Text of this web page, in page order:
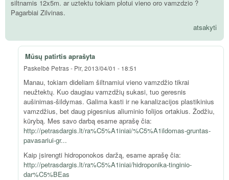
siltnamis 12x5m. ar uztektu tokiam plotui vieno oro vamzdzio ?
Pagarbiai Zilvinas.
atsakyti
Mūsų patirtis aprašyta
Paskelbė Petras- Pir, 2013/04/01 - 18:51
Manau, tokiam dideliam šiltnamiui vieno vamzdžio tikrai
neužtektų. Kuo daugiau vamzdžių sukasi, tuo geresnis
aušinimas-šildymas. Galima kasti ir ne kanalizacijos plastikinius
vamzdžius, bet daug pigesnius aliuminio folijos ortakius. Žodžiu,
kūrybą. Mes savo darbą esame aprašę čia:
http://petrasdargis.lt/ra%C5%A1iniai/%C5%A1ildomas-gruntas-
pavasariui-gr...
Kaip įsirengti hidroponokos daržą, esame aprašę čia:
http://petrasdargis.lt/ra%C5%A1iniai/hidroponika-tinginio-
dar%C5%BEas